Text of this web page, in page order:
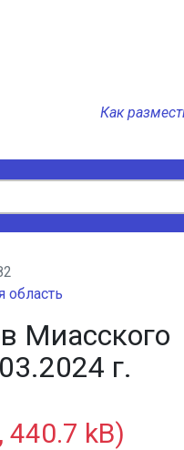
Как
область
Миасского
г.
kB)